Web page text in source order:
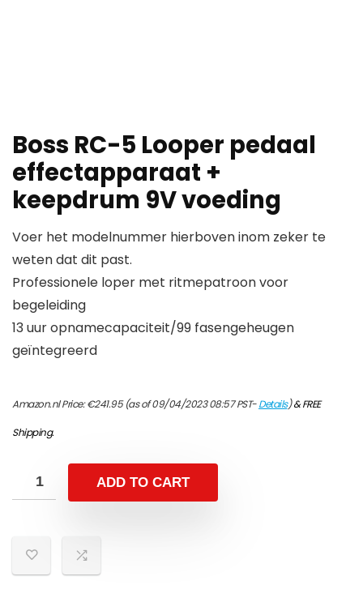
Boss RC-5 Looper pedaal
effectapparaat +
keepdrum 9V voeding
Voer het modelnummer hierboven inom zeker te
weten dat dit past.
Professionele loper met ritmepatroon voor
begeleiding
13 uur opnamecapaciteit/99 fasengeheugen
geïntegreerd
Amazon.nl Price:€241.95(as of 09/04/2023 08:57 PST-Details)&FREE
Shipping.
ADD TO CART